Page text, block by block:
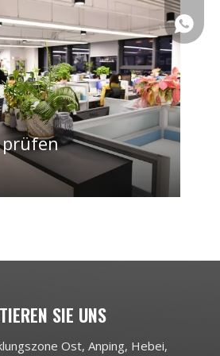
prüfen
SIE UNS
Ost, Anping, Hebei,